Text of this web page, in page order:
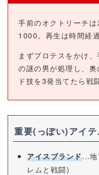
手前のオクトリーチ
1000。再生は時間経
まずプロテスをかけ
の謎の男が処理し、
ド技を3発当てたら戦
重要(っぽい)アイテ
アイスブランド…地
レムと戦闘)